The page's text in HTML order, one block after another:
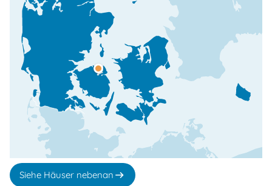
Siehe Häuser nebenan